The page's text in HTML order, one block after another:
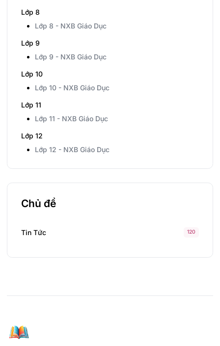
Lớp 8
Lớp 8 - NXB Giáo Dục
Lớp 9
Lớp 9 - NXB Giáo Dục
Lớp 10
Lớp 10 - NXB Giáo Dục
Lớp 11
Lớp 11 - NXB Giáo Dục
Lớp 12
Lớp 12 - NXB Giáo Dục
Chủ đề
Tin Tức 120